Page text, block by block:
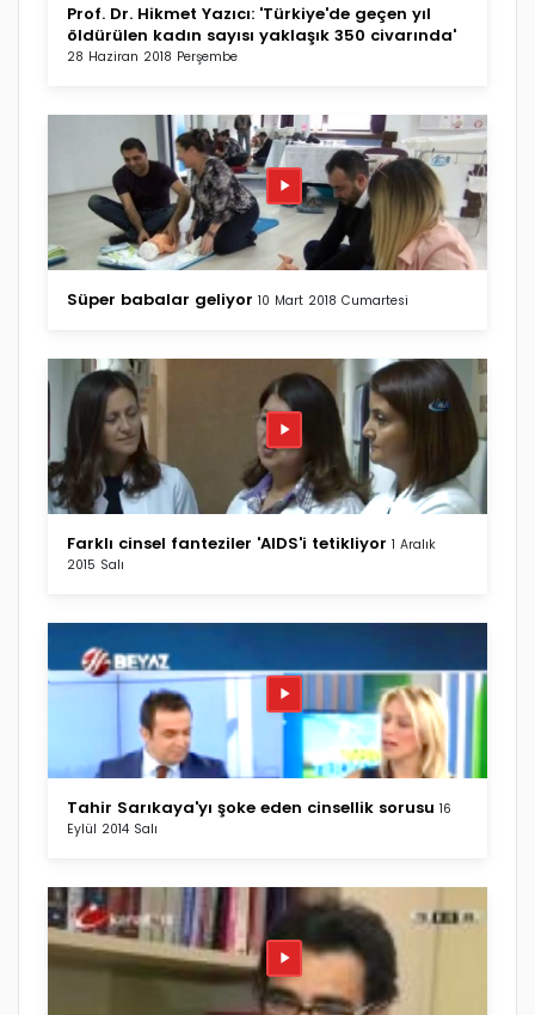
Prof. Dr. Hikmet Yazıcı: 'Türkiye'de geçen yıl
öldürülen kadın sayısı yaklaşık 350 civarında'
28 Haziran 2018 Perşembe
Süper babalar geliyor 10 Mart 2018 Cumartesi
Farklı cinsel fanteziler 'AIDS'i tetikliyor 1 Aralık
2015 Salı
Tahir Sarıkaya'yı şoke eden cinsellik sorusu 16
Eylül 2014 Salı